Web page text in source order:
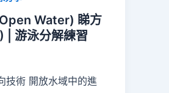
Water) 睇方
| 游泳分解練習
技術 開放水域中的進